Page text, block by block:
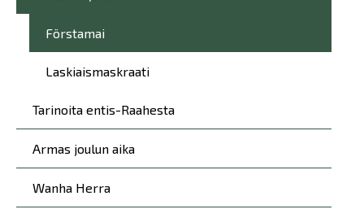
Förstamai
Laskiaismaskraati
Tarinoita entis-Raahesta
Armas joulun aika
Wanha Herra